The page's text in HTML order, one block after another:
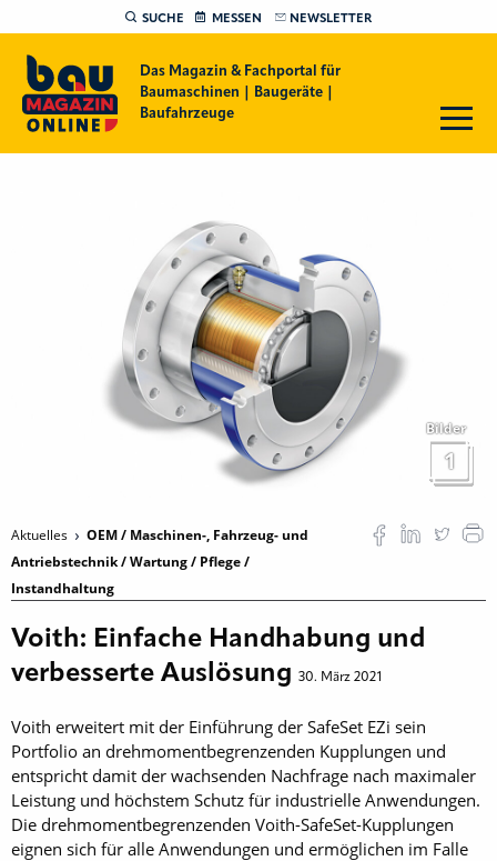
SUCHE MESSEN NEWSLETTER
Das Magazin & Fachportal für
Baumaschinen | Baugeräte |
Baufahrzeuge
Bilder
1
Aktuelles
OEM / Maschinen-, Fahrzeug- und
Antriebstechnik / Wartung / Pflege /
Instandhaltung
Voith: Einfache Handhabung und
verbesserte Auslösung 30. März 2021
Voith erweitert mit der Einführung der SafeSet EZi sein
Portfolio an drehmomentbegrenzenden Kupplungen und
entspricht damit der wachsenden Nachfrage nach maximaler
Leistung und höchstem Schutz für industrielle Anwendungen.
Die drehmomentbegrenzenden Voith-SafeSet-Kupplungen
eignen sich für alle Anwendungen und ermöglichen im Falle